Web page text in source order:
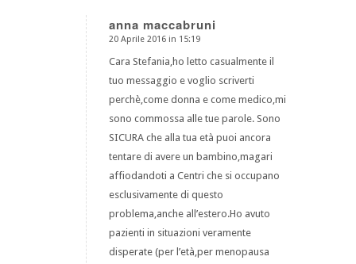
anna maccabruni
dice:
20 Aprile 2016 in 15:19
Cara Stefania,ho letto casualmente il
tuo messaggio e voglio scriverti
perchè,come donna e come medico,mi
sono commossa alle tue parole. Sono
SICURA che alla tua età puoi ancora
tentare di avere un bambino,magari
affiodandoti a Centri che si occupano
esclusivamente di questo
problema,anche all’estero.Ho avuto
pazienti in situazioni veramente
disperate (per l’età,per menopausa